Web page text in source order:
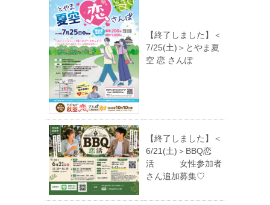
【終了しました】＜
7/25(土)＞とやま夏
空 恋 さんぽ
【終了しました】＜
6/21(土)＞BBQ恋
活 女性参加者
さん追加募集♡